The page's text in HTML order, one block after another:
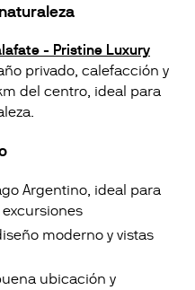
- Pristine Luxury
privado, calefacción y
del centro, ideal para
Argentino, ideal para
moderno y vistas
ubicación y